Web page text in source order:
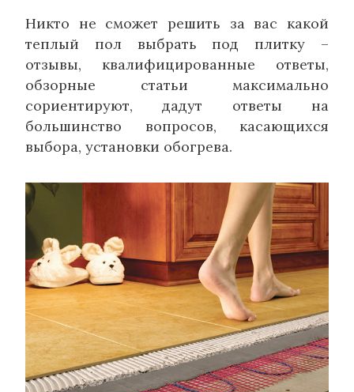
Никто не сможет решить за вас какой
теплый пол выбрать под плитку –
отзывы, квалифицированные ответы,
обзорные статьи максимально
сориентируют, дадут ответы на
большинство вопросов, касающихся
выбора, установки обогрева.